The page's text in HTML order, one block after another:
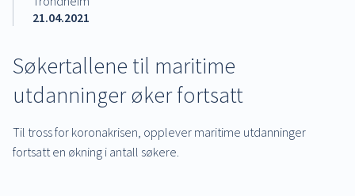
21.04.2021
Søkertallene til maritime
utdanninger øker fortsatt
Til tross for koronakrisen, opplever maritime utdanninger
fortsatt en økning i antall søkere.